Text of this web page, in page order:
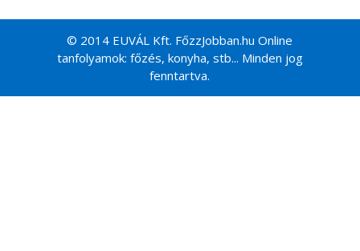
© 2014 EUVÁL Kft. FőzzJobban.hu Online
tanfolyamok: főzés, konyha, stb... Minden jog
fenntartva.